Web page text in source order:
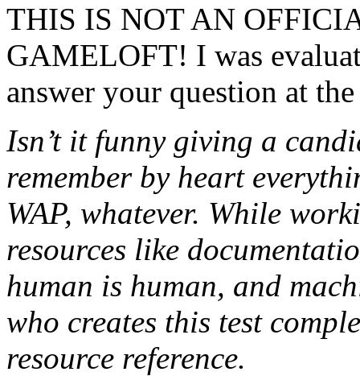
THIS IS NOT AN
GAMELOFT! I was
answer your question at
Isn’t it funny giving a
remember by heart
WAP, whatever. While
resources like
human is human, and
who creates this test
resource reference.